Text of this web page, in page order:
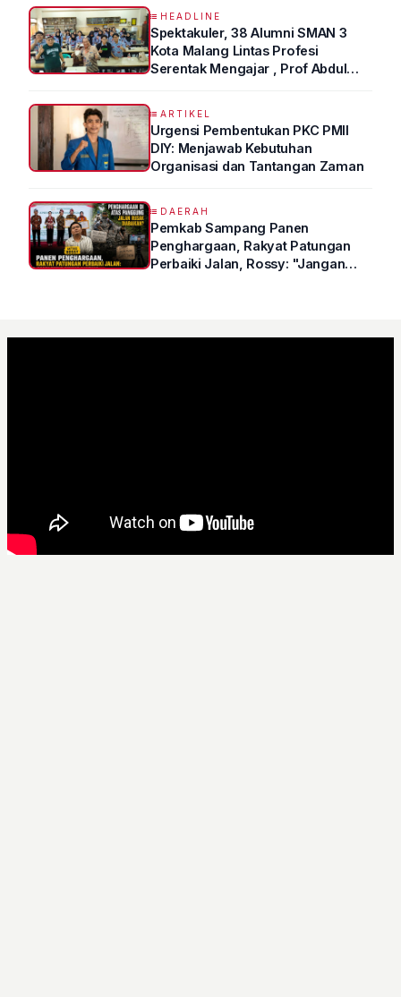
HEADLINE
Spektakuler, 38 Alumni SMAN 3
Kota Malang Lintas Profesi
Serentak Mengajar , Prof Abdul
ARTIKEL
Urgensi Pembentukan PKC PMII
DIY: Menjawab Kebutuhan
Organisasi dan Tantangan Zaman
DAERAH
Pemkab Sampang Panen
Penghargaan, Rakyat Patungan
Perbaiki Jalan, Rossy: "Jangan